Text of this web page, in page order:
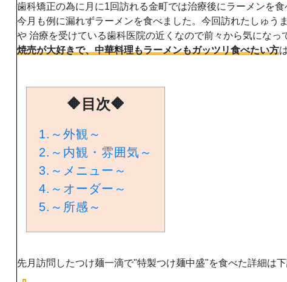
歯科矯正の為に月に1回訪れる金町では治療後にラーメンを食
今月も例に漏れずラーメンを食べました。今回訪れたしゅう
や 治療を受けている歯科医院の近くなので前々から気になっ
焼売が大好きで、中華料理もラーメンもガッツリ食べたい方
🔶目次🔶
1. ～外観～
2. ～内観・雰囲気～
3. ～メニュー～
4. ～オーダー～
5. ～所感～
先月訪問したつけ麺一滴で"特製つけ麺中盛"を食べた詳細は